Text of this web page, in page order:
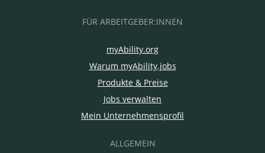
FÜR ARBEITGEBER:INNEN
myAbility.org
Warum myAbility.jobs
Produkte & Preise
Jobs verwalten
Mein Unternehmensprofil
ALLGEMEIN